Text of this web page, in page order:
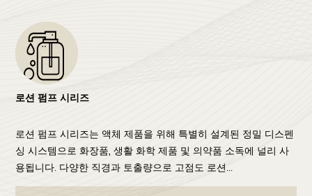
로션 펌프 시리즈
로션 펌프 시리즈는 액체 제품을 위해 특별히 설계된 정밀 디스펜
싱 시스템으로 화장품, 생활 화학 제품 및 의약품 소독에 널리 사
용됩니다. 다양한 직경과 토출량으로 고점도 로션...